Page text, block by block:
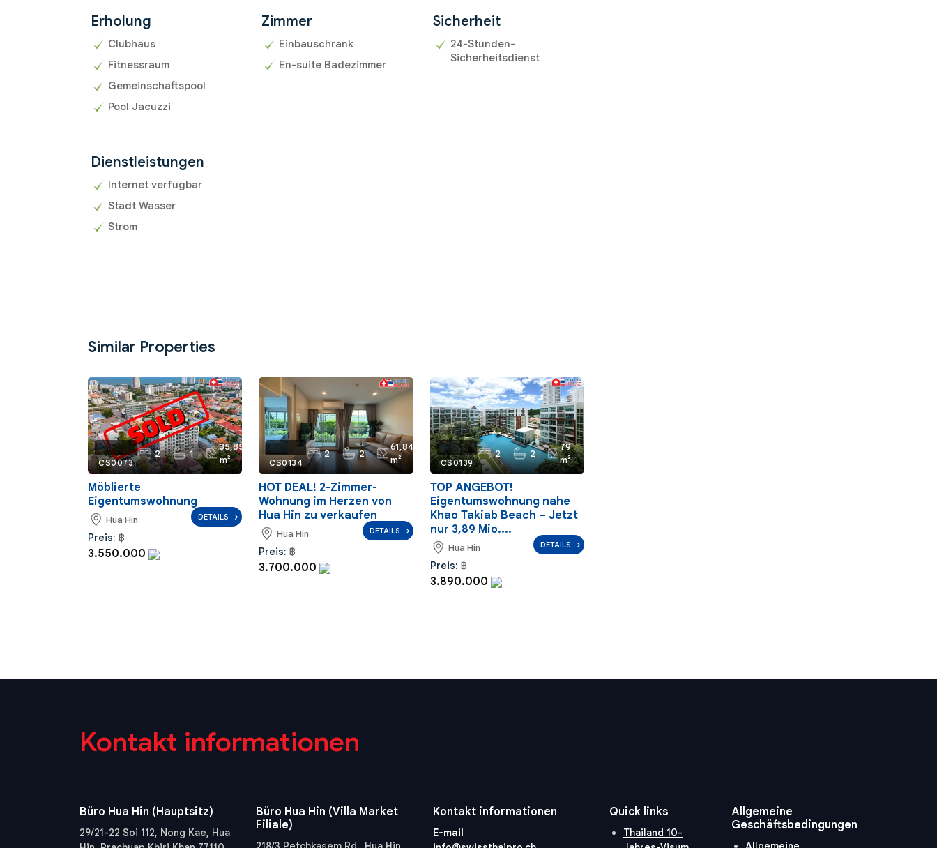
Erholung
Clubhaus
Fitnessraum
Gemeinschaftspool
Pool Jacuzzi
Zimmer
Einbauschrank
En-suite Badezimmer
Sicherheit
24-Stunden-
Sicherheitsdienst
Dienstleistungen
Internet verfügbar
Stadt Wasser
Strom
Similar Properties
Ref.:
CS0073
2 1
35,85
m²
Möblierte
Eigentumswohnung
Hua Hin
Preis: ฿
3.550.000
DETAILS
Ref.:
CS0134
2 2
61,84
m²
HOT DEAL! 2-Zimmer-
Wohnung im Herzen von
Hua Hin zu verkaufen
Hua Hin
Preis: ฿
3.700.000
DETAILS
Ref.:
CS0139
2 2
79
m²
TOP ANGEBOT!
Eigentumswohnung nahe
Khao Takiab Beach – Jetzt
nur 3,89 Mio....
Hua Hin
Preis:฿
3.890.000
DETAILS
Kontakt informationen
Büro Hua Hin (Hauptsitz)
29/21-22 Soi 112, Nong Kae, Hua
Büro Hua Hin (Villa Market
Filiale)
Kontakt informationen
E-mail
Quick links
Thailand 10-
Allgemeine
Geschäftsbedingungen